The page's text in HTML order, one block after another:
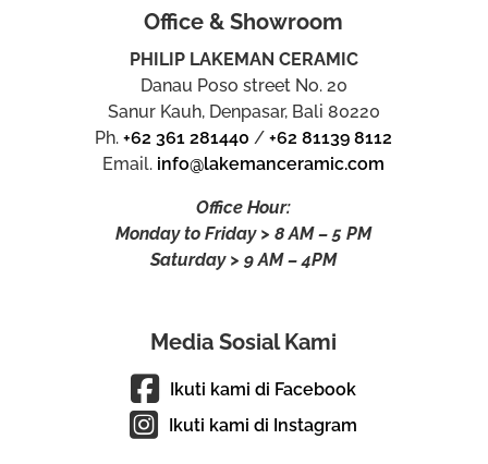
Office & Showroom
PHILIP LAKEMAN CERAMIC
Danau Poso street No. 20
Sanur Kauh, Denpasar, Bali 80220
Ph.+62 361 281440 /+62 81139 8112
Email. info@lakemanceramic.com
Office Hour:
Monday to Friday > 8 AM – 5 PM
Saturday > 9 AM – 4PM
Media Sosial Kami
Ikuti kami di Facebook
Ikuti kami di Instagram